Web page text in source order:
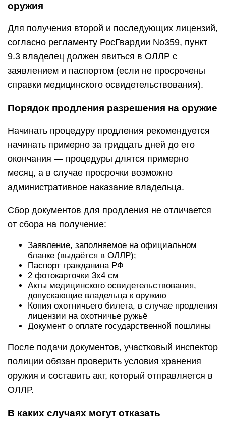
оружия
Для получения второй и последующих лицензий,
согласно регламенту РосГвардии No359, пункт
9.3 владелец должен явиться в ОЛЛР с
заявлением и паспортом (если не просрочены
справки медицинского освидетельствования).
Порядок продления разрешения на оружие
Начинать процедуру продления рекомендуется
начинать примерно за тридцать дней до его
окончания — процедуры длятся примерно
месяц, а в случае просрочки возможно
административное наказание владельца.
Сбор документов для продления не отличается
от сбора на получение:
Заявление, заполняемое на официальном
бланке (выдаётся в ОЛЛР);
Паспорт гражданина РФ
2 фотокарточки 3х4 см
Акты медицинского освидетельствования,
допускающие владельца к оружию
Копия охотничьего билета, в случае продления
лицензии на охотничье ружьё
Документ о оплате государственной пошлины
После подачи документов, участковый инспектор
полиции обязан проверить условия хранения
оружия и составить акт, который отправляется в
ОЛЛР.
В каких случаях могут отказать